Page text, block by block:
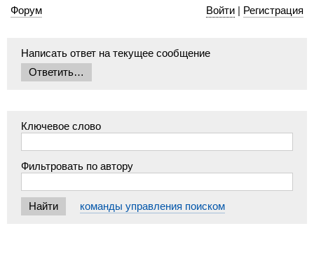
Форум Войти| Регистрация
Написать ответ на текущее сообщение
Ключевое слово
Фильтровать по автору
команды управления поиском